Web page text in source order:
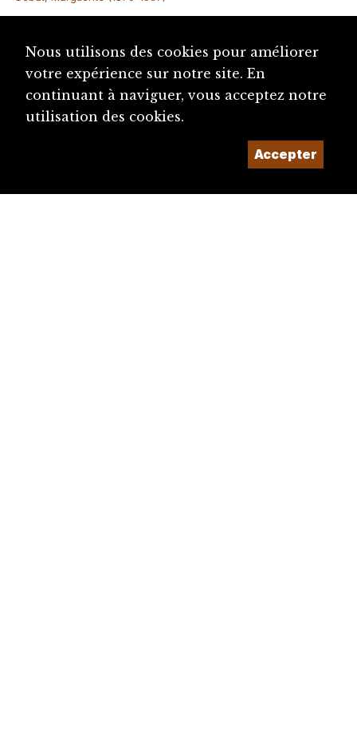
Nous utilisons des cookies pour améliorer
votre expérience sur notre site. En
continuant à naviguer, vous acceptez notre
utilisation des cookies.
Accepter